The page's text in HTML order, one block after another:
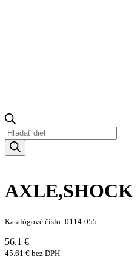
Products
search
Katalógové číslo: 0114-055
56.1 €
45.61 € bez DPH